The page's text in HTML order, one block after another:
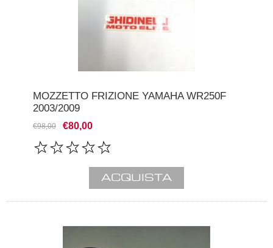
MOZZETTO FRIZIONE YAMAHA WR250F
2003/2009
€98,00 €80,00